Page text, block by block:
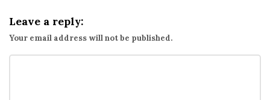
Leave a reply:
Your email address will not be published.